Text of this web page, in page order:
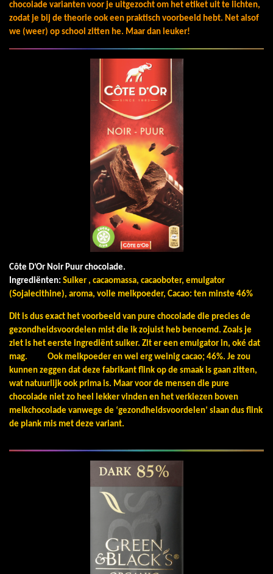
chocolade varianten voor je uitgezocht om het etiket uit te lichten,
zodat je bij de theorie ook een praktisch voorbeeld hebt. Net alsof
we (weer) op school zitten he. Maar dan leuker!
Côte D’Or Noir Puur chocolade.
Ingrediënten: Suiker , cacaomassa, cacaoboter, emulgator
(Sojalecithine), aroma, volle melkpoeder, Cacao: ten minste 46%
Dit is dus exact het voorbeeld van pure chocolade die precies de
gezondheidsvoordelen mist die ik zojuist heb benoemd. Zoals je
ziet is het eerste ingrediënt suiker. Zit er een emulgator in, oké dat
mag. Ook melkpoeder en wel erg weinig cacao; 46%. Je zou
kunnen zeggen dat deze fabrikant flink op de smaak is gaan zitten,
wat natuurlijk ook prima is. Maar voor de mensen die pure
chocolade niet zo heel lekker vinden en het verkiezen boven
melkchocolade vanwege de ‘gezondheidsvoordelen’ slaan dus flink
de plank mis met deze variant.